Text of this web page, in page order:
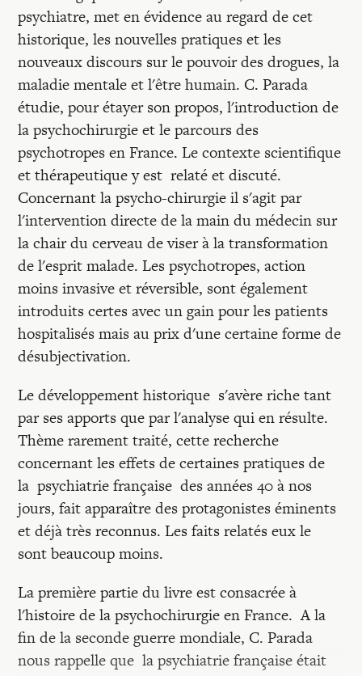
psychiatre, met en évidence au regard de cet
historique, les nouvelles pratiques et les
nouveaux discours sur le pouvoir des drogues, la
maladie mentale et l'être humain. C. Parada
étudie, pour étayer son propos, l'introduction de
la psychochirurgie et le parcours des
psychotropes en France. Le contexte scientifique
et thérapeutique y est relaté et discuté.
Concernant la psycho-chirurgie il s'agit par
l'intervention directe de la main du médecin sur
la chair du cerveau de viser à la transformation
de l'esprit malade. Les psychotropes, action
moins invasive et réversible, sont également
introduits certes avec un gain pour les patients
hospitalisés mais au prix d'une certaine forme de
désubjectivation.
Le développement historique s'avère riche tant
par ses apports que par l'analyse qui en résulte.
Thème rarement traité, cette recherche
concernant les effets de certaines pratiques de
la psychiatrie française des années 40 à nos
jours, fait apparaître des protagonistes éminents
et déjà très reconnus. Les faits relatés eux le
sont beaucoup moins.
La première partie du livre est consacrée à
l'histoire de la psychochirurgie en France. A la
fin de la seconde guerre mondiale, C. Parada
nous rappelle que la psychiatrie française était